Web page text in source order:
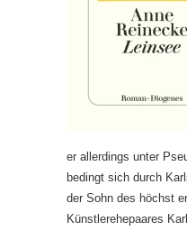
er allerdings unter
bedingt sich durch
der Sohn des höchst
Künstlerehepaares